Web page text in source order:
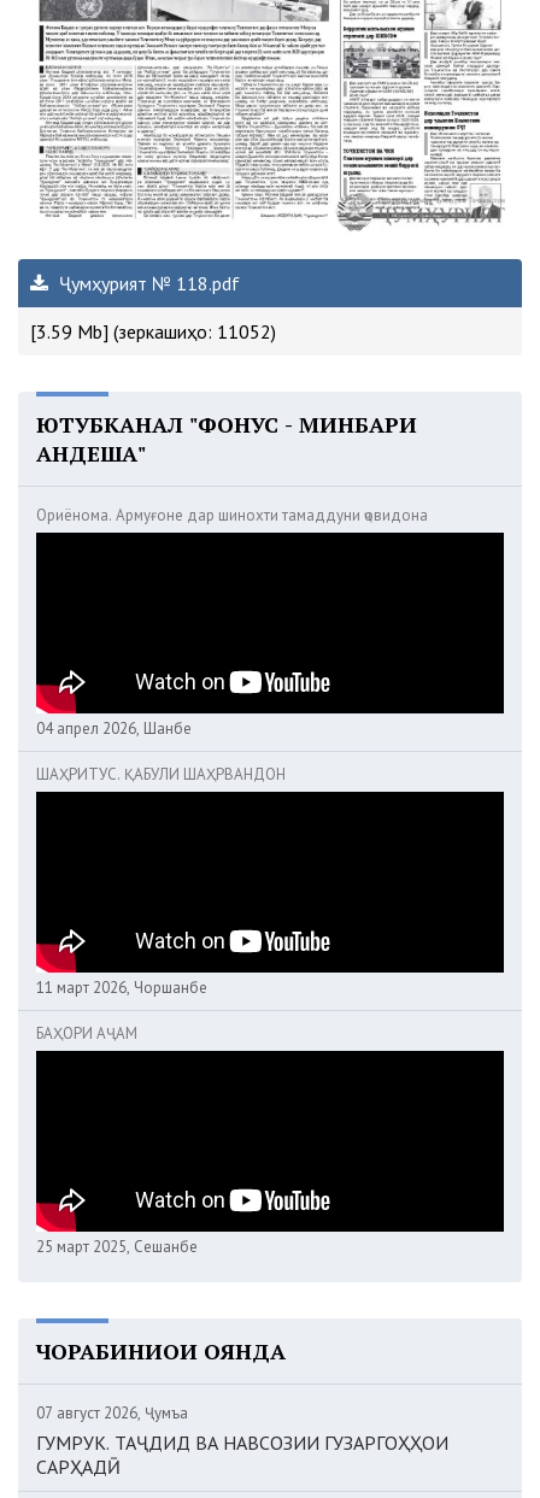
Ҷумҳурият № 118.pdf
[3.59 Mb] (зеркашиҳо: 11052)
ЮТУБКАНАЛ "ФОНУС - МИНБАРИ
АНДЕША"
Ориёнома. Армуғоне дар шинохти тамаддуни ҷовидона
04 апрел 2026, Шанбе
ШАҲРИТУС. ҚАБУЛИ ШАҲРВАНДОН
11 март 2026, Чоршанбе
БАҲОРИ АҶАМ
25 март 2025, Сешанбе
ЧОРАБИНИҲОИ ОЯНДА
07 август 2026, Ҷумъа
ГУМРУК. ТАҶДИД ВА НАВСОЗИИ ГУЗАРГОҲҲОИ
САРҲАДӢ